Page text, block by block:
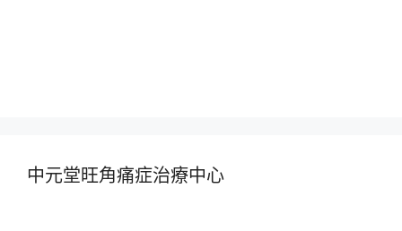
中元堂旺角痛症治療中心